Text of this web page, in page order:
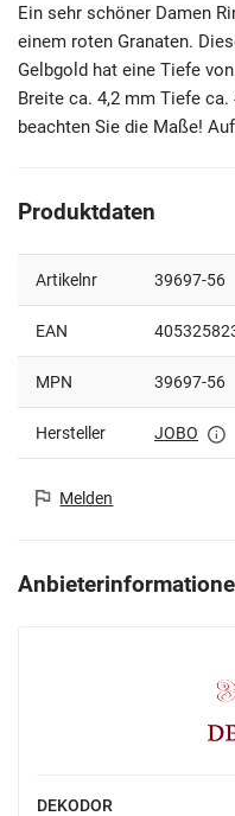
Ein sehr schöner Damen
einem roten Granaten.
Gelbgold hat eine Tiefe
Breite ca. 4,2 mm Tiefe
beachten Sie die Maße!
Produktdaten
Artikelnr 39697-56
EAN
MPN 39697-56
Hersteller JOBO
Melden
DEKODOR